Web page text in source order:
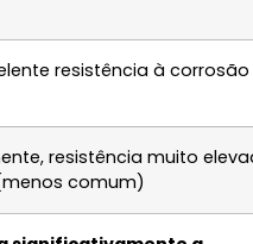
resistência à corrosão
resistência muito
comum)